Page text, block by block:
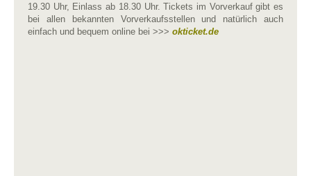
19.30 Uhr, Einlass ab 18.30 Uhr. Tickets im Vorverkauf gibt es
bei allen bekannten Vorverkaufsstellen und natürlich auch
einfach und bequem online bei >>> okticket.de